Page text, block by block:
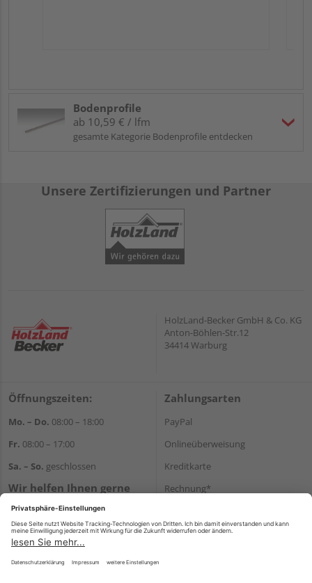
Bodenprofile
ab 10,59 € / lfm
gesamte Kategorie Bodenprofile entdecken
Unsere Zertifizierungen und Partner
HolzLand-Becker GmbH & Co. KG
Anton-Böhlen-Str.12
34414 Warburg
Öffnungszeiten:
Mo. – Do. 08:00 – 18:00
Fr. 08:00 – 17:00
Sa. – So. geschlossen
Wir helfen Ihnen gerne
weiter
+49 5641 787710
E-Mail:shop@becker-
warburg.com
Zahlungsarten
PayPal
Onlineüberweisung
Kreditkarte
Rechnung*
Versand